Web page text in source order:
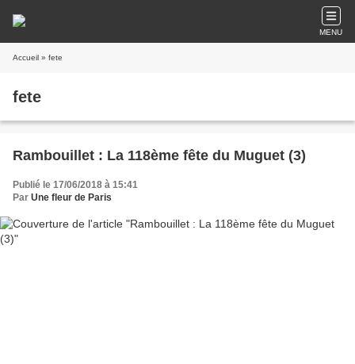
MENU
Accueil » fete
fete
Rambouillet : La 118ème fête du Muguet (3)
Publié le 17/06/2018 à 15:41
Par Une fleur de Paris